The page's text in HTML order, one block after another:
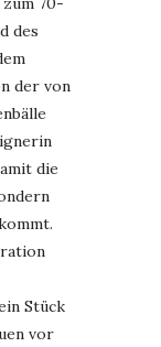
des
der von
die
Stück
vor